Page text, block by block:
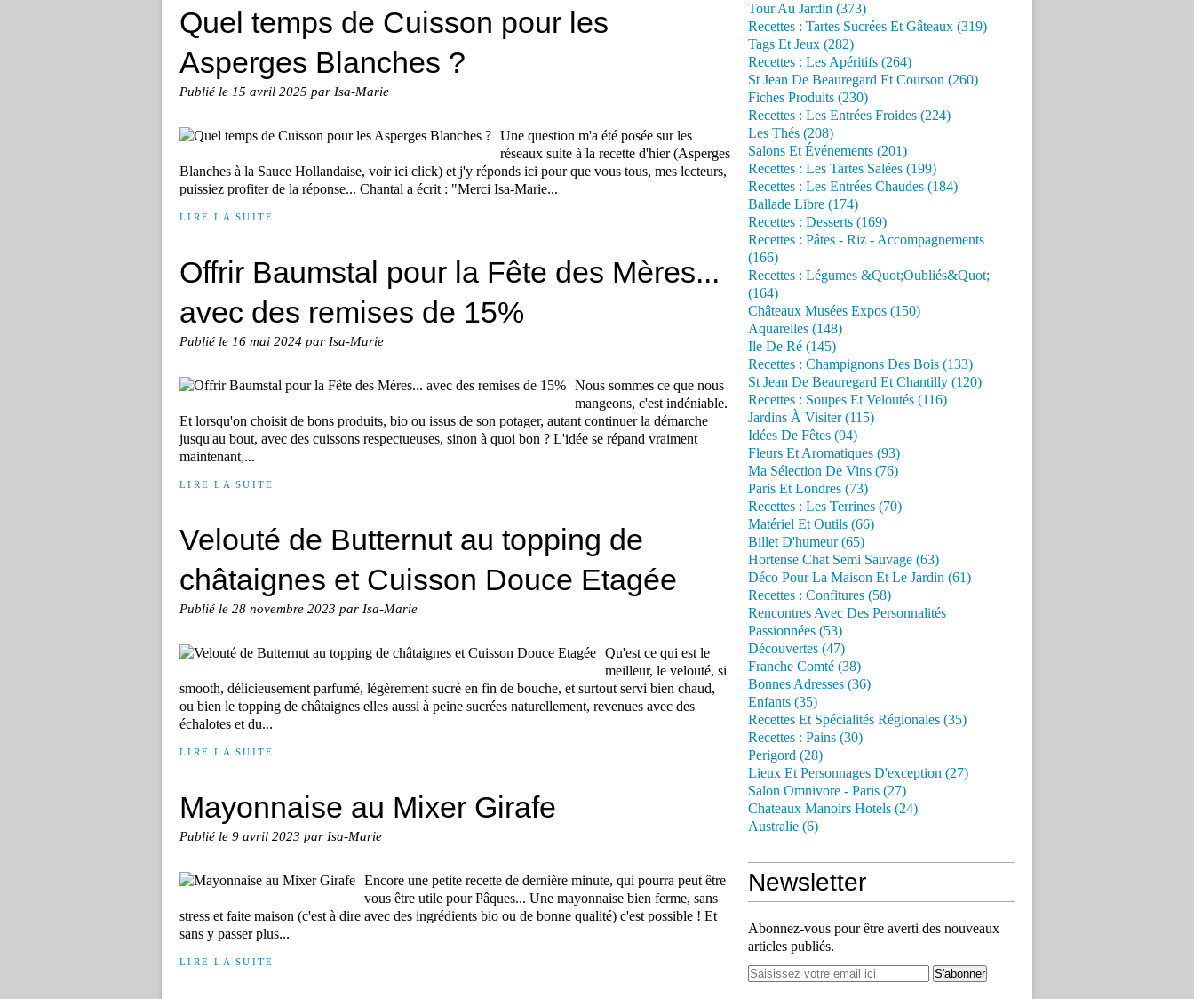
Quel temps de Cuisson pour les
Asperges Blanches ?
Publié le 15 avril 2025 par Isa-Marie
Une question m'a été posée sur les
réseaux suite à la recette d'hier (Asperges
Blanches à la Sauce Hollandaise, voir ici click) et j'y réponds ici pour que vous tous, mes lecteurs,
puissiez profiter de la réponse... Chantal a écrit : "Merci Isa-Marie...
LIRE LA SUITE
Offrir Baumstal pour la Fête des Mères...
avec des remises de 15%
Publié le 16 mai 2024 par Isa-Marie
Nous sommes ce que nous
mangeons, c'est indéniable.
Et lorsqu'on choisit de bons produits, bio ou issus de son potager, autant continuer la démarche
jusqu'au bout, avec des cuissons respectueuses, sinon à quoi bon ? L'idée se répand vraiment
maintenant,...
LIRE LA SUITE
Velouté de Butternut au topping de
châtaignes et Cuisson Douce Etagée
Publié le 28 novembre 2023 par Isa-Marie
Qu'est ce qui est le
meilleur, le velouté, si
smooth, délicieusement parfumé, légèrement sucré en fin de bouche, et surtout servi bien chaud,
ou bien le topping de châtaignes elles aussi à peine sucrées naturellement, revenues avec des
échalotes et du...
LIRE LA SUITE
Mayonnaise au Mixer Girafe
Publié le 9 avril 2023 par Isa-Marie
Encore une petite recette de dernière minute, qui pourra peut être
vous être utile pour Pâques... Une mayonnaise bien ferme, sans
stress et faite maison (c'est à dire avec des ingrédients bio ou de bonne qualité) c'est possible ! Et
sans y passer plus...
LIRE LA SUITE
Tour Au Jardin (373)
Recettes : Tartes Sucrées Et Gâteaux (319)
Tags Et Jeux (282)
Recettes : Les Apéritifs (264)
St Jean De Beauregard Et Courson (260)
Fiches Produits (230)
Recettes : Les Entrées Froides (224)
Les Thés (208)
Salons Et Événements (201)
Recettes : Les Tartes Salées (199)
Recettes : Les Entrées Chaudes (184)
Ballade Libre (174)
Recettes : Desserts (169)
Recettes : Pâtes - Riz - Accompagnements
(166)
Recettes : Légumes &Quot;Oubliés&Quot;
(164)
Châteaux Musées Expos (150)
Aquarelles (148)
Ile De Ré (145)
Recettes : Champignons Des Bois (133)
St Jean De Beauregard Et Chantilly (120)
Recettes : Soupes Et Veloutés (116)
Jardins À Visiter (115)
Idées De Fêtes (94)
Fleurs Et Aromatiques (93)
Ma Sélection De Vins (76)
Paris Et Londres (73)
Recettes : Les Terrines (70)
Matériel Et Outils (66)
Billet D'humeur (65)
Hortense Chat Semi Sauvage (63)
Déco Pour La Maison Et Le Jardin (61)
Recettes : Confitures (58)
Rencontres Avec Des Personnalités
Passionnées (53)
Découvertes (47)
Franche Comté (38)
Bonnes Adresses (36)
Enfants (35)
Recettes Et Spécialités Régionales (35)
Recettes : Pains (30)
Perigord (28)
Lieux Et Personnages D'exception (27)
Salon Omnivore - Paris (27)
Chateaux Manoirs Hotels (24)
Australie (6)
Newsletter
Abonnez-vous pour être averti des nouveaux
articles publiés.